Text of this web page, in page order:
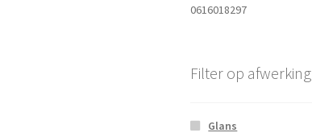
0616018297
Filter op afwerking
Glans